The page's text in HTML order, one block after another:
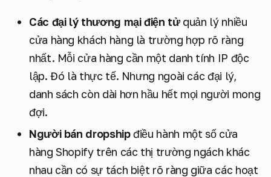
Các đại lý thương mại điện tửquản lý nhiều
cửa hàng khách hàng là trường hợp rõ ràng
nhất. Mỗi cửa hàng cần một danh tính IP độc
lập. Đó là thực tế. Nhưng ngoài các đại lý,
danh sách còn dài hơn hầu hết mọi người mong
đợi.
Người bán dropshipđiều hành một số cửa
hàng Shopify trên các thị trường ngách khác
nhau cần có sự tách biệt rõ ràng giữa các hoạt